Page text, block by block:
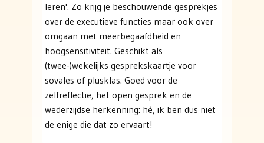
leren'. Zo krijg je beschouwende gesprekjes
over de executieve functies maar ook over
omgaan met meerbegaafdheid en
hoogsensitiviteit. Geschikt als
(twee-)wekelijks gesprekskaartje voor
sovales of plusklas. Goed voor de
zelfreflectie, het open gesprek en de
wederzijdse herkenning: hé, ik ben dus niet
de enige die dat zo ervaart!